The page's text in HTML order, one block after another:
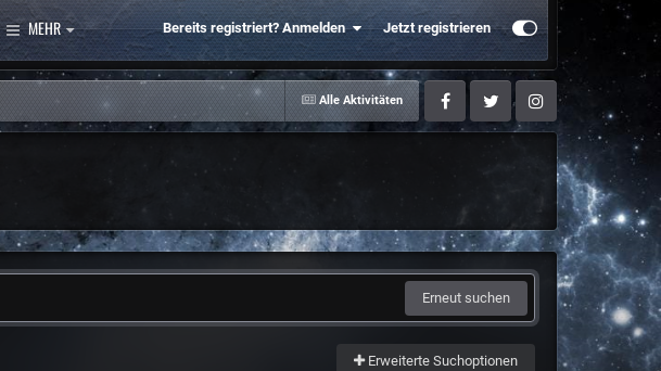
MEHR Bereits registriert? Anmelden Jetzt registrieren
Alle Aktivitäten
FacebookTwitter Instagram
Erneut suchen
Erweiterte Suchoptionen